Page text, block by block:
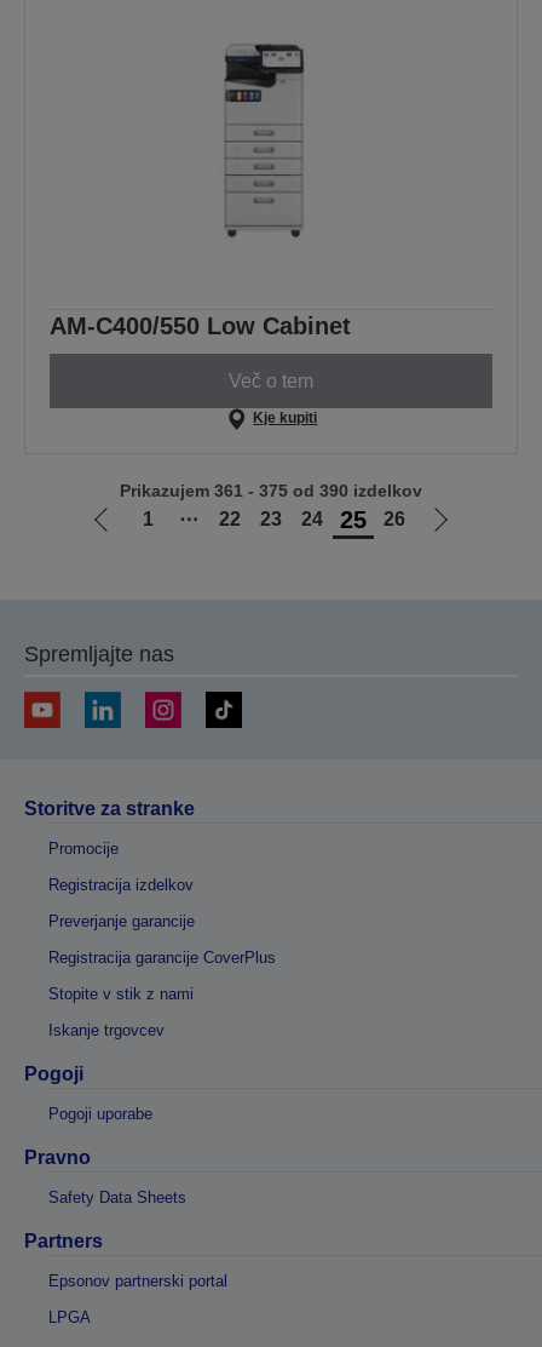
AM-C400/550 Low Cabinet
Več o tem
Kje kupiti
Pojdi
1 ⋯ 22 23 24 25 26
Pojdi
Prikazujem 361 - 375 od 390 izdelkov
Spremljajte nas
Storitve za stranke
Promocije
Registracija izdelkov
Preverjanje garancije
Registracija garancije CoverPlus
Stopite v stik z nami
Iskanje trgovcev
Pogoji
Pogoji uporabe
Pravno
Safety Data Sheets
Partners
Epsonov partnerski portal
LPGA